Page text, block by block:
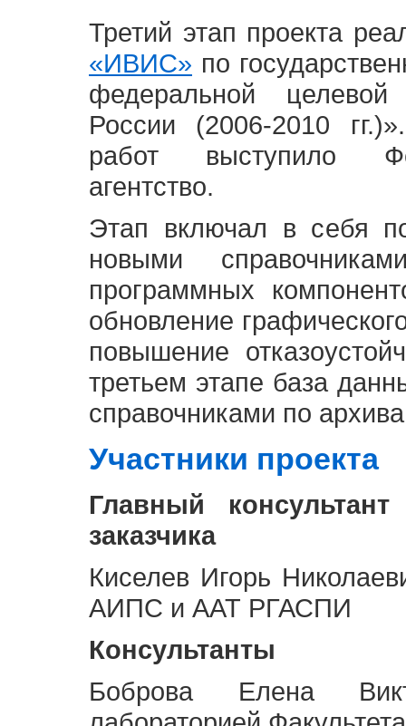
Третий этап проекта
«ИВИС» по
федеральной
России (2006-2010
работ выступило
агентство.
Этап включал в себя
новыми
программных
обновление
повышение
третьем этапе база
справочниками по
Участники проекта
Главный
заказчика
Киселев Игорь
АИПС и ААТ РГАСПИ
Консультанты
Боброва Елена